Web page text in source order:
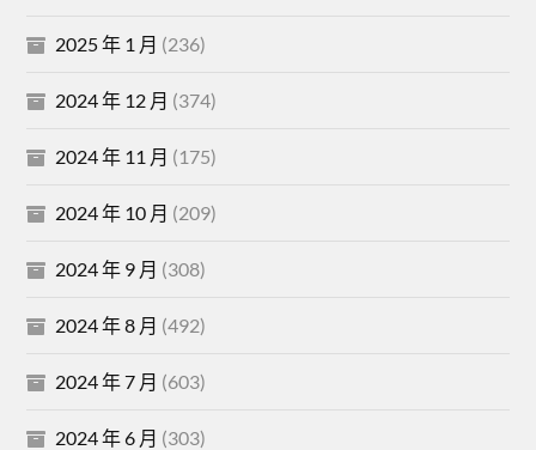
2025 年 1 月 (236)
2024 年 12 月 (374)
2024 年 11 月 (175)
2024 年 10 月 (209)
2024 年 9 月 (308)
2024 年 8 月 (492)
2024 年 7 月 (603)
2024 年 6 月 (303)